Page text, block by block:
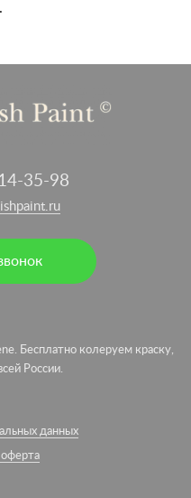
35-98
Бесплатно колеруем краску,
России.
данных
оферта